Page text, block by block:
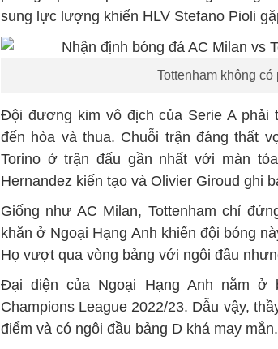
sung lực lượng khiến HLV Stefano Pioli
Tottenham không
Đội đương kim vô địch của Serie A phải
đến hòa và thua. Chuỗi trận đáng thất
Torino ở trận đấu gần nhất với màn
Hernandez kiến tạo và Olivier Giroud ghi
Giống như AC Milan, Tottenham chỉ
khăn ở Ngoại Hạng Anh khiến đội bóng
Họ vượt qua vòng bảng với ngôi đầu
Đại diện của Ngoại Hạng Anh nằm ở
Champions League 2022/23. Dẫu vậy,
điểm và có ngôi đầu bảng D khá may mắn.